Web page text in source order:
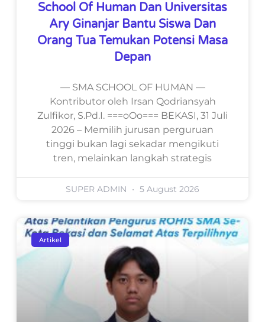
School Of Human Dan Universitas
Ary Ginanjar Bantu Siswa Dan
Orang Tua Temukan Potensi Masa
Depan
— SMA SCHOOL OF HUMAN —
Kontributor oleh Irsan Qodriansyah
Zulfikor, S.Pd.I. ===oOo=== BEKASI, 31 Juli
2026 – Memilih jurusan perguruan
tinggi bukan lagi sekadar mengikuti
tren, melainkan langkah strategis
SUPER ADMIN 5 August 2026
Artikel